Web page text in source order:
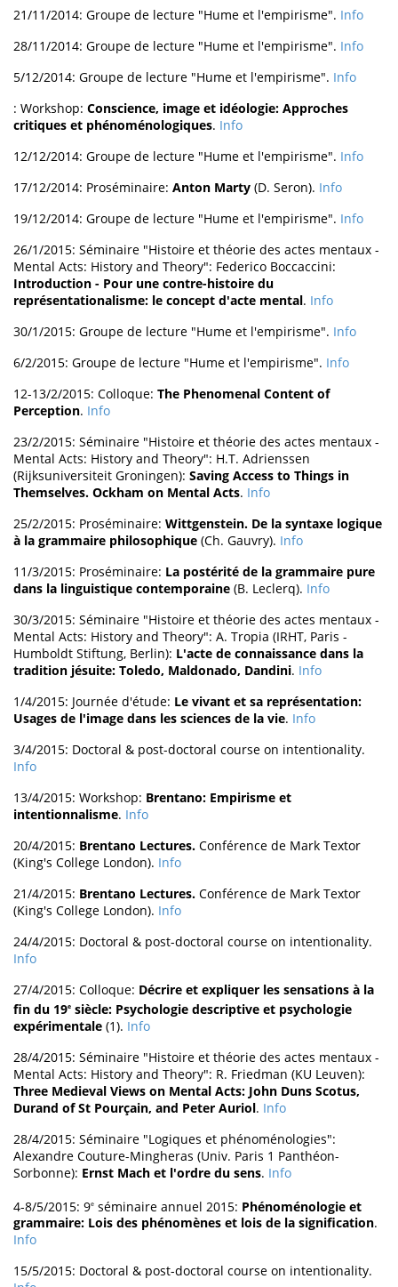
21/11/2014: Groupe de lecture "Hume et l'empirisme". Info
28/11/2014: Groupe de lecture "Hume et l'empirisme". Info
5/12/2014: Groupe de lecture "Hume et l'empirisme". Info
: Workshop: Conscience, image et idéologie: Approches
critiques et phénoménologiques. Info
12/12/2014: Groupe de lecture "Hume et l'empirisme". Info
17/12/2014: Proséminaire: Anton Marty (D. Seron). Info
19/12/2014: Groupe de lecture "Hume et l'empirisme". Info
26/1/2015: Séminaire "Histoire et théorie des actes mentaux -
Mental Acts: History and Theory": Federico Boccaccini:
Introduction - Pour une contre-histoire du
représentationalisme: le concept d'acte mental. Info
30/1/2015: Groupe de lecture "Hume et l'empirisme". Info
6/2/2015: Groupe de lecture "Hume et l'empirisme". Info
12-13/2/2015: Colloque: The Phenomenal Content of
Perception. Info
23/2/2015: Séminaire "Histoire et théorie des actes mentaux -
Mental Acts: History and Theory": H.T. Adrienssen
(Rijksuniversiteit Groningen): Saving Access to Things in
Themselves. Ockham on Mental Acts. Info
25/2/2015: Proséminaire: Wittgenstein. De la syntaxe logique
à la grammaire philosophique (Ch. Gauvry). Info
11/3/2015: Proséminaire: La postérité de la grammaire pure
dans la linguistique contemporaine (B. Leclerq). Info
30/3/2015: Séminaire "Histoire et théorie des actes mentaux -
Mental Acts: History and Theory": A. Tropia (IRHT, Paris -
Humboldt Stiftung, Berlin): L'acte de connaissance dans la
tradition jésuite: Toledo, Maldonado, Dandini. Info
1/4/2015: Journée d'étude: Le vivant et sa représentation:
Usages de l'image dans les sciences de la vie. Info
3/4/2015: Doctoral & post-doctoral course on intentionality.
Info
13/4/2015: Workshop: Brentano: Empirisme et
intentionnalisme. Info
20/4/2015: Brentano Lectures. Conférence de Mark Textor
(King's College London). Info
21/4/2015: Brentano Lectures. Conférence de Mark Textor
(King's College London). Info
24/4/2015: Doctoral & post-doctoral course on intentionality.
Info
27/4/2015: Colloque: Décrire et expliquer les sensations à la
fin du 19e siècle: Psychologie descriptive et psychologie
expérimentale (1). Info
28/4/2015: Séminaire "Histoire et théorie des actes mentaux -
Mental Acts: History and Theory": R. Friedman (KU Leuven):
Three Medieval Views on Mental Acts: John Duns Scotus,
Durand of St Pourçain, and Peter Auriol. Info
28/4/2015: Séminaire "Logiques et phénoménologies":
Alexandre Couture-Mingheras (Univ. Paris 1 Panthéon-
Sorbonne): Ernst Mach et l'ordre du sens. Info
4-8/5/2015: 9e séminaire annuel 2015: Phénoménologie et
grammaire: Lois des phénomènes et lois de la signification.
Info
15/5/2015: Doctoral & post-doctoral course on intentionality.